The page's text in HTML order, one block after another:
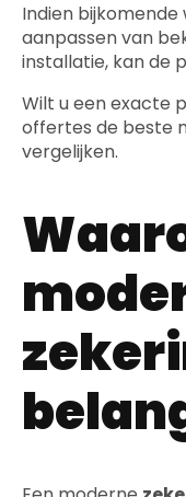
Indien bijkomende
aanpassen van
installatie, kan de
Wilt u een exacte
offertes de beste
vergelijken.